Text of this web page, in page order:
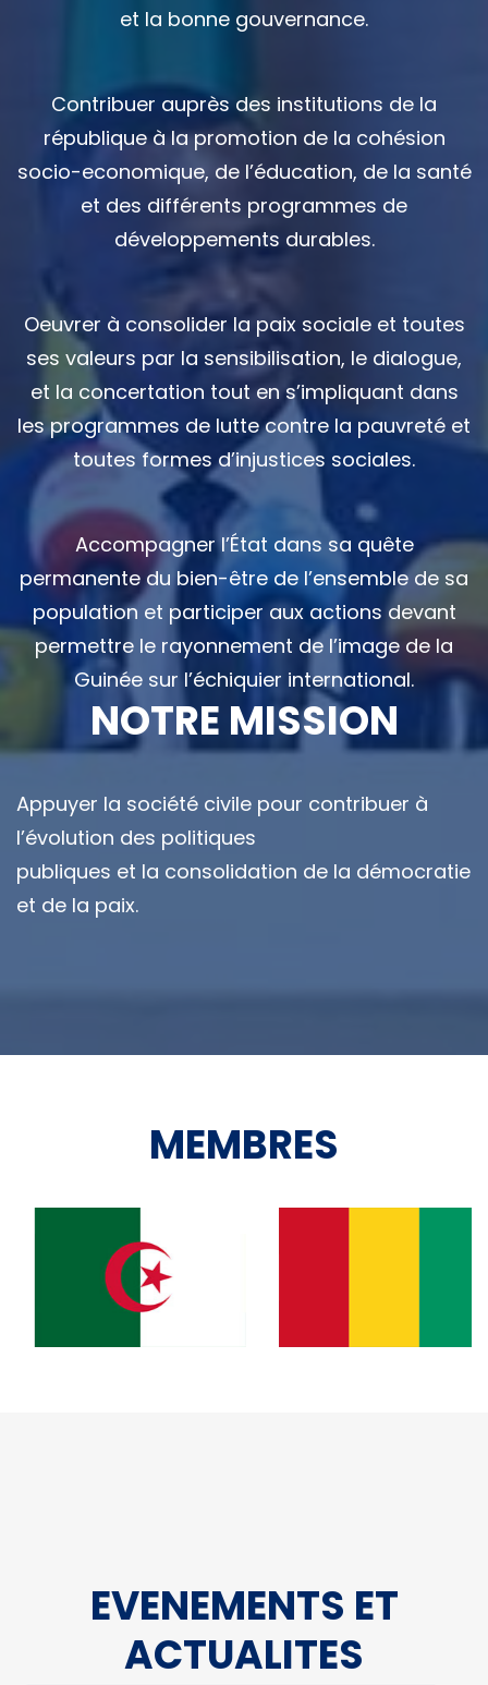
et la bonne gouvernance.
Contribuer auprès des institutions de la
république à la promotion de la cohésion
socio-economique, de l’éducation, de la santé
et des différents programmes de
développements durables.
Oeuvrer à consolider la paix sociale et toutes
ses valeurs par la sensibilisation, le dialogue,
et la concertation tout en s’impliquant dans
les programmes de lutte contre la pauvreté et
toutes formes d’injustices sociales.
Accompagner l’État dans sa quête
permanente du bien-être de l’ensemble de sa
population et participer aux actions devant
permettre le rayonnement de l’image de la
Guinée sur l’échiquier international.
NOTRE MISSION
Appuyer la société civile pour contribuer à
l’évolution des politiques
publiques et la consolidation de la démocratie
et de la paix.
MEMBRES
EVENEMENTS ET
ACTUALITES